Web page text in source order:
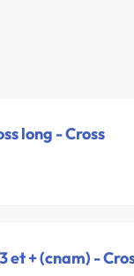
long - Cross
+ (cnam) -